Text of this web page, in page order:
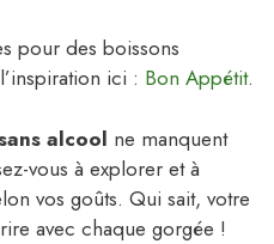
pour des boissons
ici : Bon Appétit.
alcool ne manquent
vous à explorer et à
vos goûts. Qui sait, votre
avec chaque gorgée !